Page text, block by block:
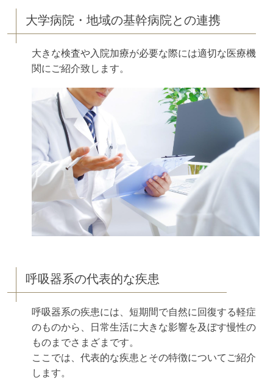
大学病院・地域の基幹病院との連携
大きな検査や入院加療が必要な際には適切な医療機
関にご紹介致します。
呼吸器系の代表的な疾患
呼吸器系の疾患には、短期間で自然に回復する軽症
のものから、日常生活に大きな影響を及ぼす慢性の
ものまでさまざまです。
ここでは、代表的な疾患とその特徴についてご紹介
します。